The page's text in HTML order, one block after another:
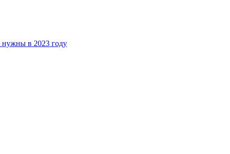
нужны в 2023 году